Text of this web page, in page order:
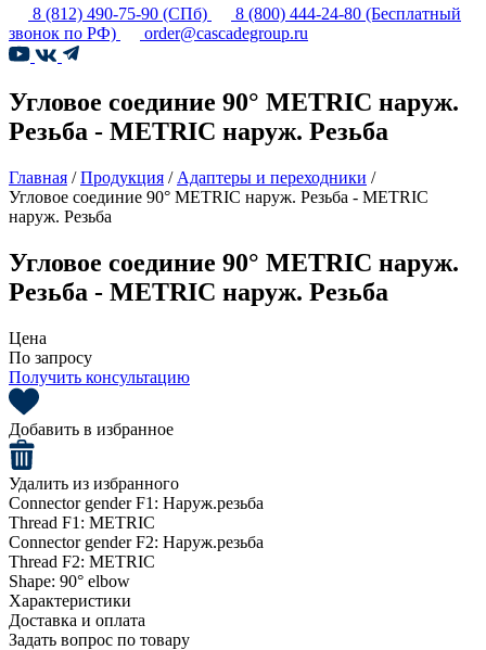
8 (812) 490-75-90 (СПб) 8 (800) 444-24-80 (Бесплатный
звонок по РФ)
order@cascadegroup.ru
Угловое соединие 90° METRIC наруж.
Резьба - METRIC наруж. Резьба
Главная /Продукция / Адаптеры и переходники /
Угловое соединие 90° METRIC наруж. Резьба - METRIC
наруж. Резьба
Угловое соединие 90° METRIC наруж.
Резьба - METRIC наруж. Резьба
Цена
По запросу
Получить консультацию
Добавить в избранное
Удалить из избранного
Connector gender F1: Наруж.резьба
Thread F1: METRIC
Connector gender F2: Наруж.резьба
Thread F2: METRIC
Shape: 90° elbow
Характеристики
Доставка и оплата
Задать вопрос по товару